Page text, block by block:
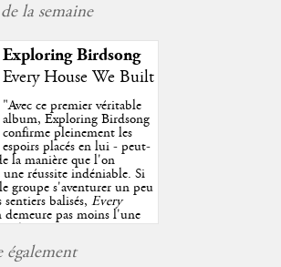
la semaine
Exploring Birdsong
Every House We Built
"Avec ce premier véritable
album, Exploring Birdsong
confirme pleinement les
espoirs placés en lui - peut-
la manière que l'on
réussite indéniable. Si
groupe s'aventurer un peu
sentiers balisés,Every
pas moins l'une
de cette année, porté par
trouveront sans difficulté
vos playlists estivales.